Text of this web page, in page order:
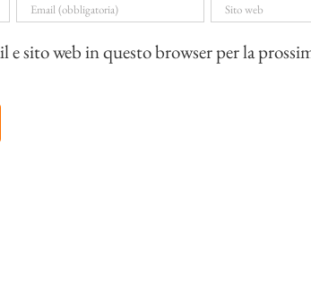
e sito web in questo browser per la